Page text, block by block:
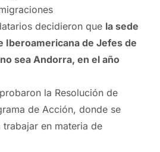
decidieron que la sede
Iberoamericana de Jefes de
sea Andorra, en el año
la Resolución de
de Acción, donde se
en materia de